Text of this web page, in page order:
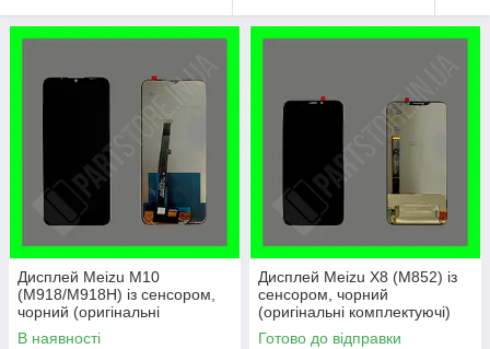
Дисплей Meizu M10
(M918/M918H) із сенсором,
чорний (оригінальні
комплектуючі)
В наявності
Дисплей Meizu X8 (M852) із
сенсором, чорний
(оригінальні комплектуючі)
Готово до відправки